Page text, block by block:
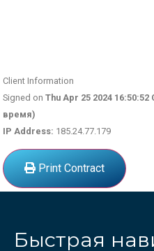
Client Information
Signed onThu Apr 25 2024
время)
IP Address: 185.24.77.179
Print Contract
Быстрая